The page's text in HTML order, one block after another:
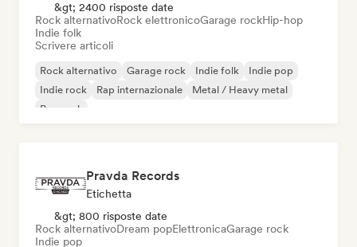
&gt; 2400 risposte date
Rock alternativoRock elettronicoGarage rockHip-hop
Indie folk
Scrivere articoli
Rock alternativo Garage rock Indie folk
Indie pop
Indie rock
Rap internazionale
Metal / Heavy metal
Pop rock
Pravda Records
Etichetta
&gt; 800 risposte date
Rock alternativoDream popElettronicaGarage rock
Indie pop